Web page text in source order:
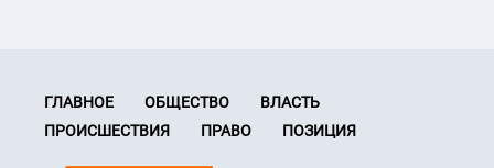
ГЛАВНОЕ ОБЩЕСТВО
ВЛАСТЬ
ПРОИСШЕСТВИЯ
ПРАВО ПОЗИЦИЯ